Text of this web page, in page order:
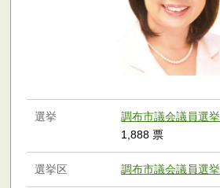
選挙 調布市議会議員選挙
1,888 票
選挙区 調布市議会議員選挙